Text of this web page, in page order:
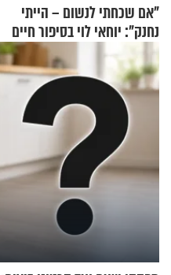
"אם שכחתי לנשום – הייתי
נחנק": יוחאי לוי בסיפור חיים
מעורר השראה